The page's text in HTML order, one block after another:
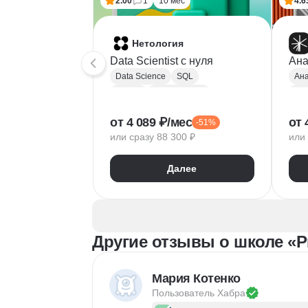
Нетология
Data Scientist с нуля
Data Science
SQL
Парсинг
Keras
Машинное обучение
Нейронные сети
Pandas
Очистка данных
Извлечение данных
от 4 089 ₽/мес -51%
или сразу 88 300 ₽
Далее
от
или
Другие отзывы о школе
Мария Котенко
Пользователь Хабра